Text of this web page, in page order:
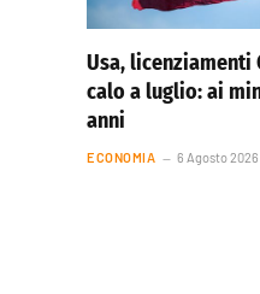
Usa, licenziamenti
calo a luglio: ai
anni
ECONOMIA 6 Agosto 2026